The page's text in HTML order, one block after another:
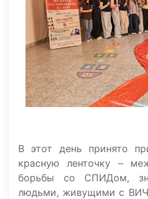
В этот день принято
красную ленточку –
борьбы со СПИДом,
людьми, живущими с